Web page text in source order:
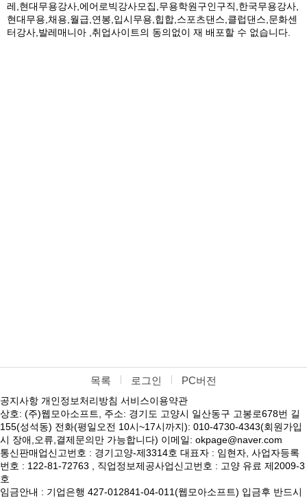
레,현대무용강사,에어로빅강사모집,무용학원구인구직,한국무용강사,
현대무용,채용,월급,연봉,입시무용,힙합,스포츠댄스,클럽댄스,문화센
터강사,발레매니아 ,취업사이트의 동의없이 재 배포할 수 없습니다.
목록 로그인 PC버전
공지사항 개인정보처리방침 서비스이용약관
상호: (주)웹모아소프트, 주소: 경기도 고양시 일산동구 고봉로678번 길
155(성석동) 전화(평일오전 10시~17시까지): 010-4730-4343(회원가입
시 장애,오류,결제문의만 가능합니다) 이메일: okpage@naver.com
통신판매업신고번호 : 경기고양-제3314호 대표자 : 임현자, 사업자등록
번호 : 122-81-72763 , 직업정보제공사업신고번호 : 고양 유료 제2009-3
호
임금안내 : 기업은행 427-012841-04-011(웹모아소프트) 입금후 반드시